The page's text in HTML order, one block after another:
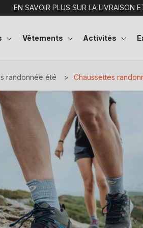
EN SAVOIR PLUS SUR LA LIVRAISON
Vêtements Activités
randonnée été > Chaussettes